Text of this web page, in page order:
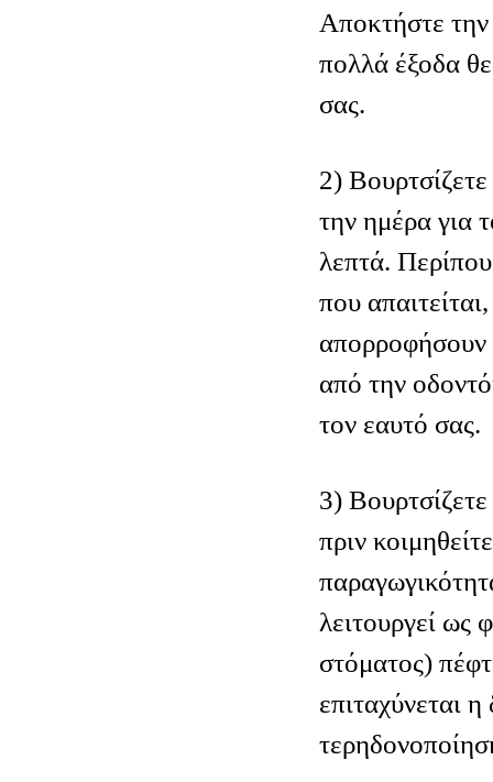
Αποκτήστε
πολλά έξοδα
σας.
2)
την ημέρα για
λεπτά.
που
απορροφήσουν
από την
τον εαυτό σας.
3)
πριν
λειτουργεί ως
στόματος)
επιταχύνεται η